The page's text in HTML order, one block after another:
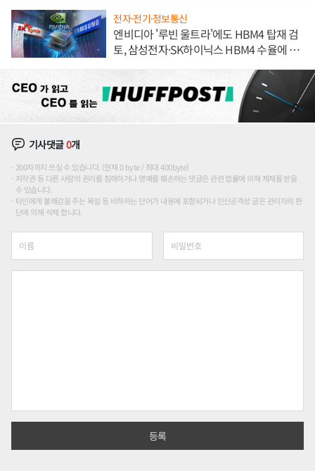
전자·전기·정보통신
엔비디아 '루빈 울트라'에도 HBM4 탑재 검
토, 삼성전자·SK하이닉스 HBM4 수율에 주
기사댓글0개
200자까지 쓰실 수 있습니다. (현재 0 byte / 최대 400byte)
저작권 등 다른 사람의 권리를 침해하거나 명예를 훼손하는 댓글은 관련 법률에 의해 제재를 받을
수 있습니다.
타인에게 불쾌감을 주는 욕설 등 비하하는 단어가 내용에 포함되거나 인신공격성 글은 관리자의 판
단에 의해 삭제 합니다.